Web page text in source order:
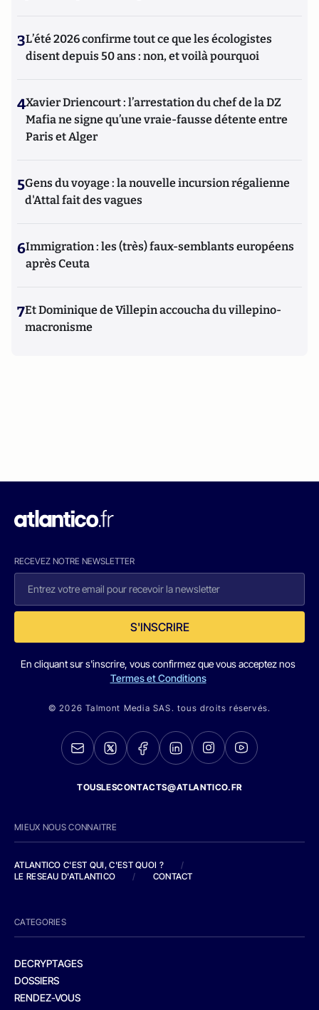
3L’été 2026 confirme tout ce que les écologistes
disent depuis 50 ans : non, et voilà pourquoi
4Xavier Driencourt : l’arrestation du chef de la DZ
Mafia ne signe qu’une vraie-fausse détente entre
Paris et Alger
5Gens du voyage : la nouvelle incursion régalienne
d'Attal fait des vagues
6Immigration : les (très) faux-semblants européens
après Ceuta
7Et Dominique de Villepin accoucha du villepino-
macronisme
RECEVEZ NOTRE NEWSLETTER
S'INSCRIRE
En cliquant sur s'inscrire, vous confirmez que vous acceptez nos
Termes et Conditions
© 2026 Talmont Media SAS. tous droits réservés.
TOUSLESCONTACTS@ATLANTICO.FR
MIEUX NOUS CONNAITRE
ATLANTICO C'EST QUI, C'EST QUOI ?
/
LE RESEAU D'ATLANTICO
/ CONTACT
CATEGORIES
DECRYPTAGES
DOSSIERS
RENDEZ-VOUS